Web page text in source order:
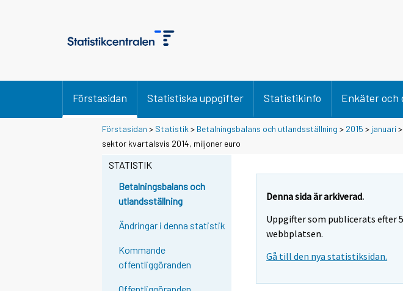
Förstasidan Statistiska uppgifter Statistikinfo Enkäter och
Förstasidan > Statistik > Betalningsbalans och utlandsställning > 2015 > januari
sektor kvartalsvis 2014, miljoner euro
STATISTIK
Betalningsbalans och
utlandsställning
Ändringar i denna statistik
Kommande
offentliggöranden
Denna sida är arkiverad.
Uppgifter som publicerats efter
webbplatsen.
Gå till den nya statistiksidan.